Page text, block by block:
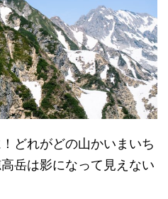
どれがどの山かいまいち
岳は影になって見えない